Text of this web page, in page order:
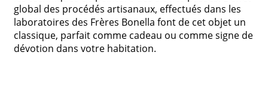
global des procédés artisanaux, effectués dans les
laboratoires des Frères Bonella font de cet objet un
classique, parfait comme cadeau ou comme signe de
dévotion dans votre habitation.